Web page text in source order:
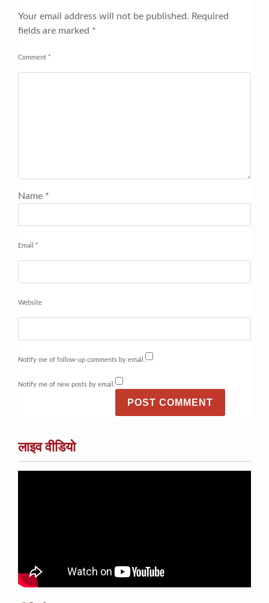
Your email address will not be published. Required
fields are marked *
Comment *
Name *
Email *
Website
Notify me of follow-up comments by email.
Notify me of new posts by email.
लाइव वीडियो